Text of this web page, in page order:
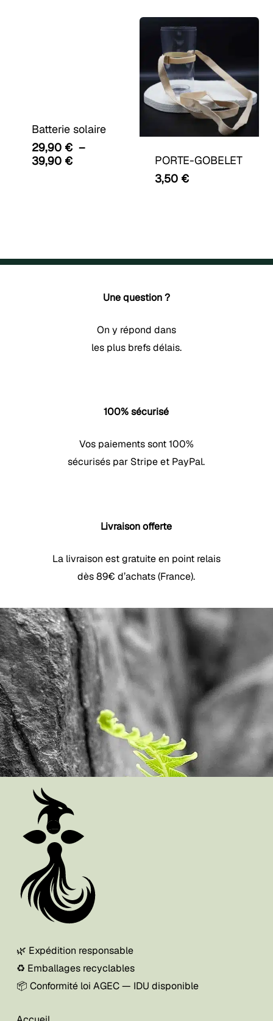
plusieurs
variations.
sur
Batterie solaire
29,90 € –
39,90 €Plage
PORTE-GOBELET
3,50 €
Une question ?
On y répond dans
les plus brefs délais.
100% sécurisé
Vos paiements sont 100%
sécurisés par Stripe et PayPal.
Livraison offerte
La livraison est gratuite en point relais
dès 89€ d’achats (France).
🌿 Expédition responsable
♻️ Emballages recyclables
📦 Conformité loi AGEC — IDU disponible